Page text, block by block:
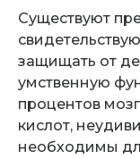
Существуют
защищать от
умственную
процентов
кислот,
необходимы